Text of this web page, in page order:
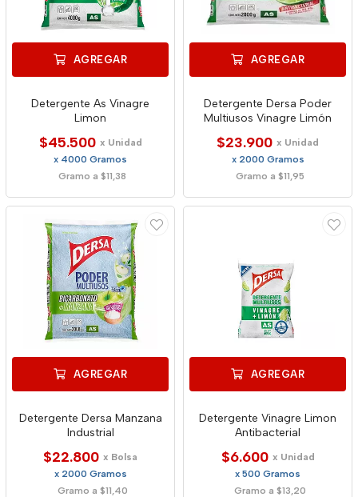
AGREGAR
Detergente As Vinagre
Limon
$45.500 x Unidad
x 4000 Gramos
Gramo a $11,38
AGREGAR
Detergente Dersa Poder
Multiusos Vinagre Limón
$23.900 x Unidad
x 2000 Gramos
Gramo a $11,95
AGREGAR
Detergente Dersa Manzana
Industrial
$22.800 x Bolsa
x 2000 Gramos
Gramo a $11,40
AGREGAR
Detergente Vinagre Limon
Antibacterial
$6.600 x Unidad
x 500 Gramos
Gramo a $13,20